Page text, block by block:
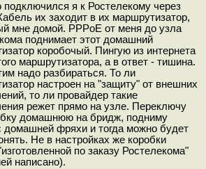
подключился я к Ростелекому через
их заходит в их маршрутизатор,
мне домой. PPPoE от меня до узла
поднимает этот домашний
коробочый. Пингую из интернета
маршрутизатора, а в ответ - тишина.
надо разбираться. То ли
настроен на "защиту" от внешних
то ли провайдер такие
режет прямо на узле. Переключу
домашнюю на бридж, подниму
домашней фряхи и тогда можно будет
Не в настройках же коробки
по заказу Ростелекома"
написано).